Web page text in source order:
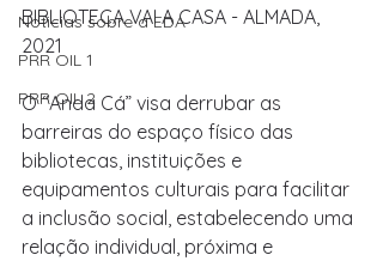
Noticias sobre a EDA
PRR OIL 1
PRR OIL 2
BIBLIOTECA VAI A CASA - ALMADA,
2021
O “Anda Cá” visa derrubar as
barreiras do espaço físico das
bibliotecas, instituições e
equipamentos culturais para facilitar
a inclusão social, estabelecendo uma
relação individual, próxima e